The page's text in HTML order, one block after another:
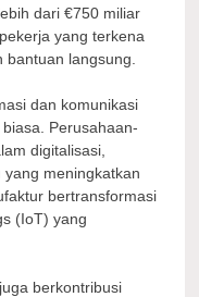
dari €750 miliar
yang terkena
langsung.
dan komunikasi
Perusahaan-
digitalisasi,
meningkatkan
bertransformasi
(IoT) yang
berkontribusi